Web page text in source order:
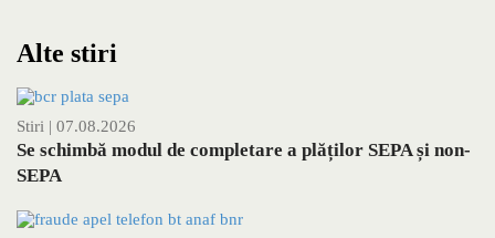
Alte stiri
Stiri | 07.08.2026
Se schimbă modul de completare a plăților SEPA și non-
SEPA